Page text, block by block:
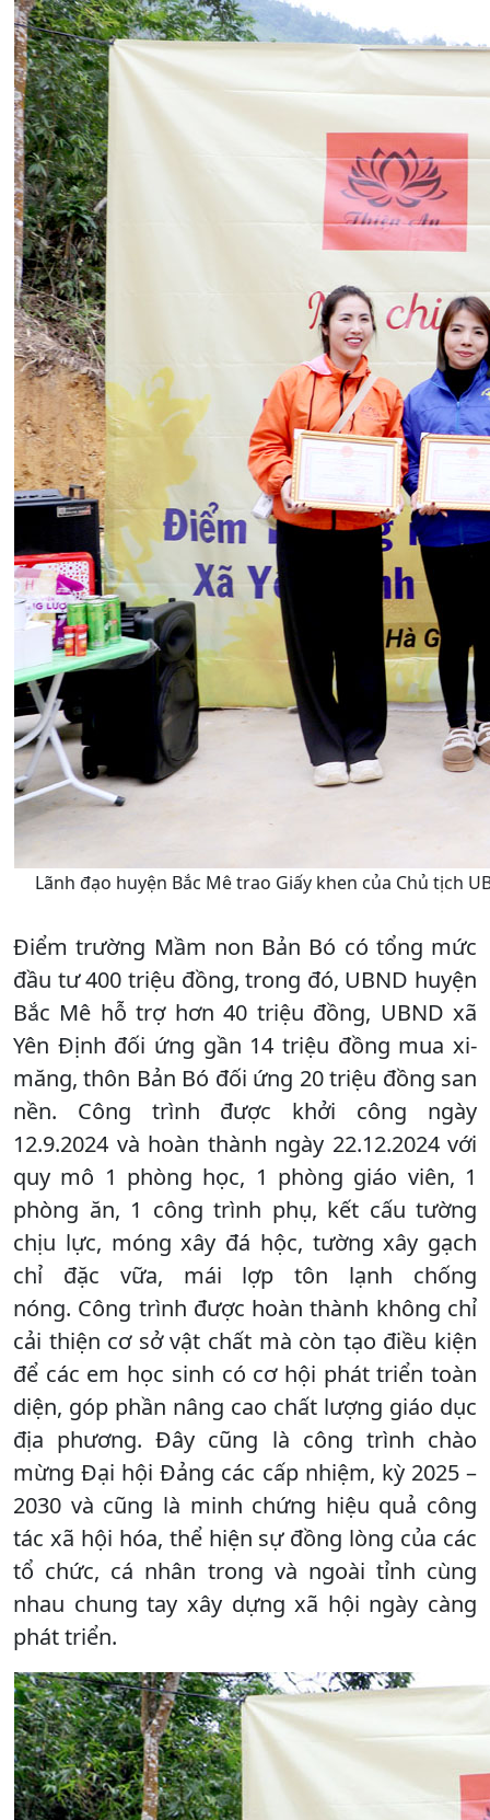
Lãnh đạo huyện Bắc Mê trao Giấy khen của Chủ tịch
Điểm trường Mầm non Bản Bó có tổng mức
đầu tư 400 triệu đồng, trong đó, UBND huyện
Bắc Mê hỗ trợ hơn 40 triệu đồng, UBND xã
Yên Định đối ứng gần 14 triệu đồng mua xi-
măng, thôn Bản Bó đối ứng 20 triệu đồng san
nền. Công trình được khởi công ngày
12.9.2024 và hoàn thành ngày 22.12.2024 với
quy mô 1 phòng học, 1 phòng giáo viên, 1
phòng ăn, 1 công trình phụ, kết cấu tường
chịu lực, móng xây đá hộc, tường xây gạch
chỉ đặc vữa, mái lợp tôn lạnh chống
nóng. Công trình được hoàn thành không chỉ
cải thiện cơ sở vật chất mà còn tạo điều kiện
để các em học sinh có cơ hội phát triển toàn
diện, góp phần nâng cao chất lượng giáo dục
địa phương. Đây cũng là công trình chào
mừng Đại hội Đảng các cấp nhiệm, kỳ 2025 –
2030 và cũng là minh chứng hiệu quả công
tác xã hội hóa, thể hiện sự đồng lòng của các
tổ chức, cá nhân trong và ngoài tỉnh cùng
nhau chung tay xây dựng xã hội ngày càng
phát triển.